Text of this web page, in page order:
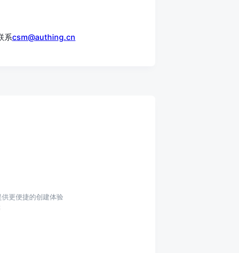
系csm@authing.cn
更便捷的创建体验